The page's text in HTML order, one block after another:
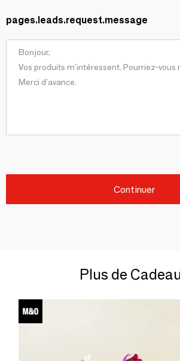
pages.leads.request.message
Continuer
Plus de